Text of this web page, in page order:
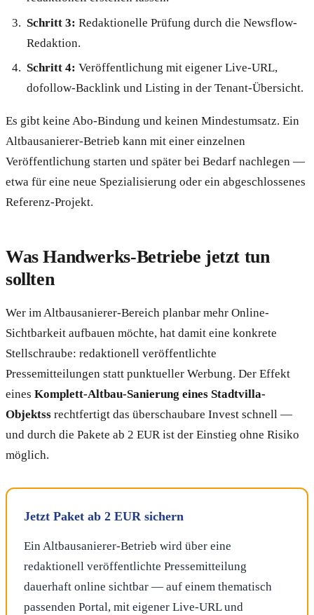
Schritt 3: Redaktionelle Prüfung durch die Newsflow-
Redaktion.
Schritt 4: Veröffentlichung mit eigener Live-URL,
dofollow-Backlink und Listing in der Tenant-Übersicht.
Es gibt keine Abo-Bindung und keinen Mindestumsatz. Ein
Altbausanierer-Betrieb kann mit einer einzelnen
Veröffentlichung starten und später bei Bedarf nachlegen —
etwa für eine neue Spezialisierung oder ein abgeschlossenes
Referenz-Projekt.
Was Handwerks-Betriebe jetzt tun
sollten
Wer im Altbausanierer-Bereich planbar mehr Online-
Sichtbarkeit aufbauen möchte, hat damit eine konkrete
Stellschraube: redaktionell veröffentlichte
Pressemitteilungen statt punktueller Werbung. Der Effekt
eines Komplett-Altbau-Sanierung eines Stadtvilla-
Objektss rechtfertigt das überschaubare Invest schnell —
und durch die Pakete ab 2 EUR ist der Einstieg ohne Risiko
möglich.
Jetzt Paket ab 2 EUR sichern
Ein Altbausanierer-Betrieb wird über eine
redaktionell veröffentlichte Pressemitteilung
dauerhaft online sichtbar — auf einem thematisch
passenden Portal, mit eigener Live-URL und